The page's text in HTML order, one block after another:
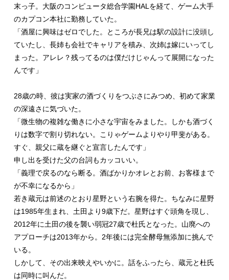
末っ子。大阪のコンピュータ総合学園HALを経て、ゲーム大手
のカプコン本社に勤務していた。
「酒屋に興味はゼロでした。ところが長兄は駅の設計に没頭し
ていたし、長姉も会社でキャリアを積み、次姉は嫁にいってし
まった。アレレ？残ってるのは僕だけじゃんって展開になった
んです」
28歳の時、彼は実家の酒づくりをつぶさにみつめ、初めて家業
の深遠さに気づいた。
「微生物の複雑な働きに小さな宇宙をみました。しかも酒づく
りは数字で割り切れない。こりゃゲームよりやり甲斐がある。
すぐ、親父に蔵を継ぐと宣言したんです」
申し出を受けた父の台詞もカッコいい。
「義理で戻るのなら断る。酒ばかりかオレとお前、お客様まで
が不幸になるから」
若き蔵元は前述のとおり星野という右腕を得た。ちなみに星野
は1985年生まれ、土田より9歳下だ。星野はすぐ頭角を現し、
2012年に土田の後を襲い弱冠27歳で杜氏となった。山廃への
アプローチは2013年から。2年後には完全酵母無添加に挑んで
いる。
しかして、その出来映えやいかに。話をふったら、蔵元と杜氏
は同時に叫んだ。